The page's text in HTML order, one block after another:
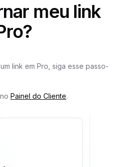
meu link
link em Pro, siga esse passo-
Painel do Cliente.